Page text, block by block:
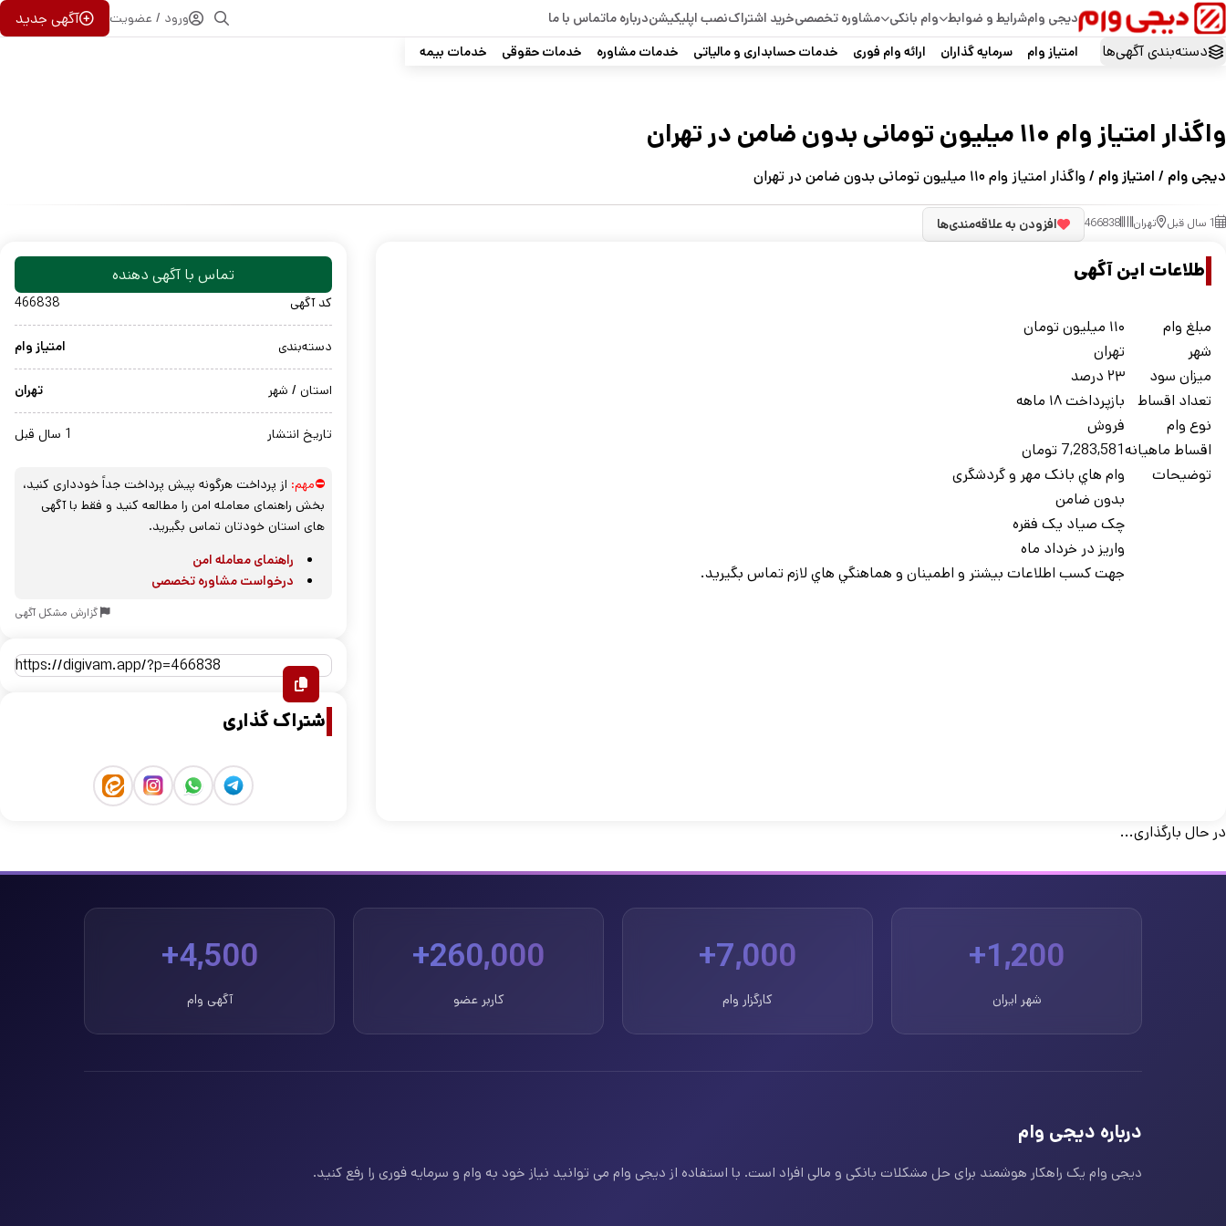
دیجی وامشرایط و ضوابط وام بانکی مشاوره تخصصیخرید اشتراکنصب اپلیکیشندرباره ماتماس با ما ورود / عضویت
آگهی جدید
دسته‌بندی آگهی‌ها
امتیاز وام سرمایه گذاران ارائه وام فوری خدمات حسابداری و مالیاتی خدمات مشاوره خدمات حقوقی خدمات بیمه
واگذار امتیاز وام ۱۱۰ میلیون تومانی بدون ضامن در تهران
دیجی وام / امتیاز وام / واگذار امتیاز وام ۱۱۰ میلیون تومانی بدون ضامن در تهران
1 سال قبل تهران 466838 افزودن به علاقه‌مندی‌ها
اطلاعات این آگهی
مبلغ وام
۱۱۰ میلیون تومان
شهر
تهران
ميزان سود
۲۳ درصد
تعداد اقساط
بازپرداخت ۱۸ ماهه
نوع وام
فروش
اقساط ماهيانه7,283,581 تومان
توضيحات
وام هاي بانک مهر و گردشگری
بدون ضامن
چک صیاد یک فقره
واریز در خرداد ماه
جهت کسب اطلاعات بيشتر و اطمينان و هماهنگي هاي لازم تماس بگيريد.
تماس با آگهی دهنده
کد آگهی 466838
دسته‌بندی امتیاز وام
استان / شهر تهران
تاریخ انتشار 1 سال قبل
⛔مهم: از پرداخت هرگونه پیش پرداخت جداً خودداری کنید،
بخش راهنمای معامله امن را مطالعه کنید و فقط با آگهی
های استان خودتان تماس بگیرید.
راهنمای معامله امن
درخواست مشاوره تخصصی
گزارش مشکل آگهی
اشتراک گذاری
در حال بارگذاری...
1,200+
شهر ایران
7,000+
کارگزار وام
260,000+
کاربر عضو
4,500+
آگهی وام
درباره دیجی وام
دیجی وام یک راهکار هوشمند برای حل مشکلات بانکی و مالی افراد است. با استفاده از دیجی وام می توانید نیاز خود به وام و سرمایه فوری را رفع کنید.